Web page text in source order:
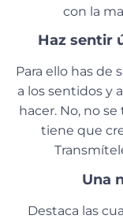
con la
Haz sentir
Para ello has de
a los sentidos y
hacer. No, no
tiene que
Una
Destaca las